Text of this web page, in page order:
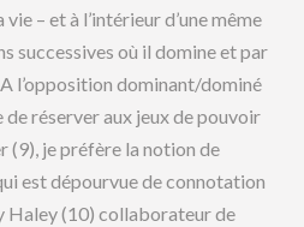
– et à l’intérieur d’une même
successives où il domine et par
l’opposition dominant/dominé
réserver aux jeux de pouvoir
(9), je préfère la notion de
est dépourvue de connotation
Haley (10) collaborateur de